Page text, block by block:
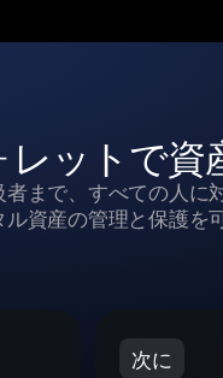
ットで資
まで、すべての人に
資産の管理と保護を
次に